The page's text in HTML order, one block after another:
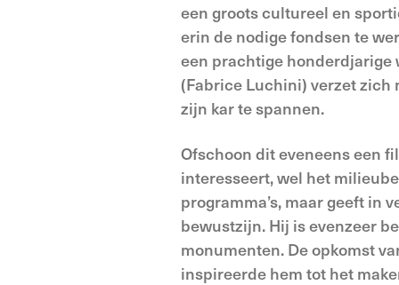
een groots cultureel en
erin de nodige fondsen te
een prachtige honderdjarige
(Fabrice Luchini) verzet zich
zijn kar te spannen.
Ofschoon dit eveneens een
interesseert, wel het
programma’s, maar geeft in
bewustzijn. Hij is evenzeer
monumenten. De opkomst
inspireerde hem tot het